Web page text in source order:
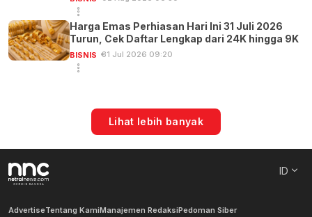
Harga Emas Perhiasan Hari Ini 31 Juli 2026
Turun, Cek Daftar Lengkap dari 24K hingga 9K
BISNIS 31 Jul 2026 09:20
Lihat lebih banyak
ID
AdvertiseTentang KamiManajemen RedaksiPedoman Siber